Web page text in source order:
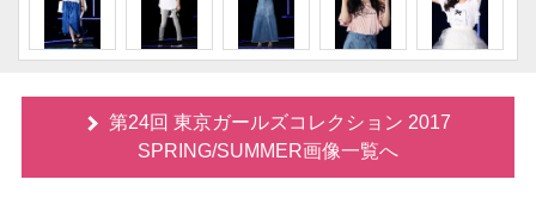
第24回 東京ガールズコレクション 2017
SPRING/SUMMER画像一覧へ